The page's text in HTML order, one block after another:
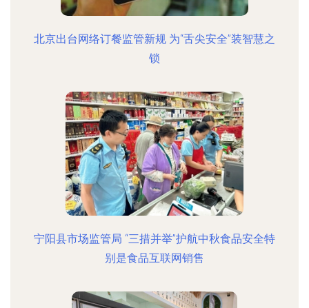
北京出台网络订餐监管新规 为“舌尖安全”装智慧之
锁
宁阳县市场监管局 “三措并举”护航中秋食品安全特
别是食品互联网销售